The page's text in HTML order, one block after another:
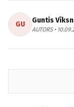
GU Guntis
AUTORS •